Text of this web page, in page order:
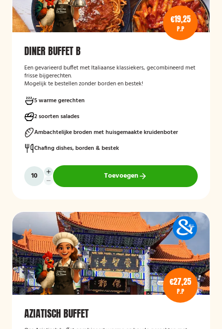
€19,25
P.P
DINER BUFFET B
Een gevarieerd buffet met Italiaanse klassiekers, gecombineerd met
frisse bijgerechten.
Mogelijk te bestellen zonder borden en bestek!
5 warme gerechten
2 soorten salades
Ambachtelijke broden met huisgemaakte kruidenboter
Chafing dishes, borden & bestek
Toevoegen
€27,25
P.P
AZIATISCH BUFFET